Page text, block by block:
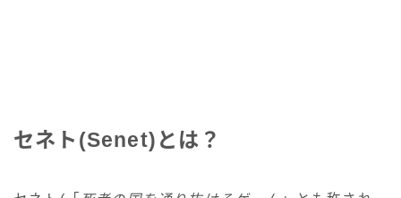
セネト(Senet)とは？